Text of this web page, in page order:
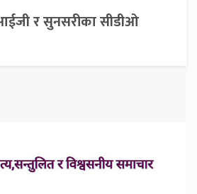
र सुनसरीका सीडीओ